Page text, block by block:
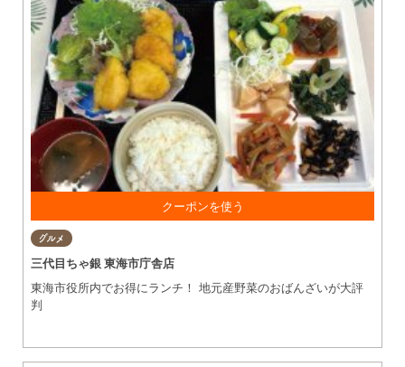
お食事の方、 650円以上のご利用で お会計より30円引き！
グルメ
三代目ちゃ銀 東海市庁舎店
東海市役所内でお得にランチ！ 地元産野菜のおばんざいが大評
判